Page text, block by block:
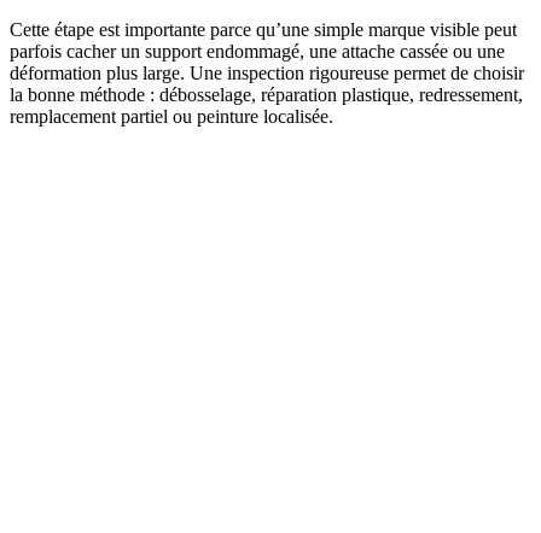
Cette étape est importante parce qu’une simple marque visible peut
parfois cacher un support endommagé, une attache cassée ou une
déformation plus large. Une inspection rigoureuse permet de choisir
la bonne méthode : débosselage, réparation plastique, redressement,
remplacement partiel ou peinture localisée.